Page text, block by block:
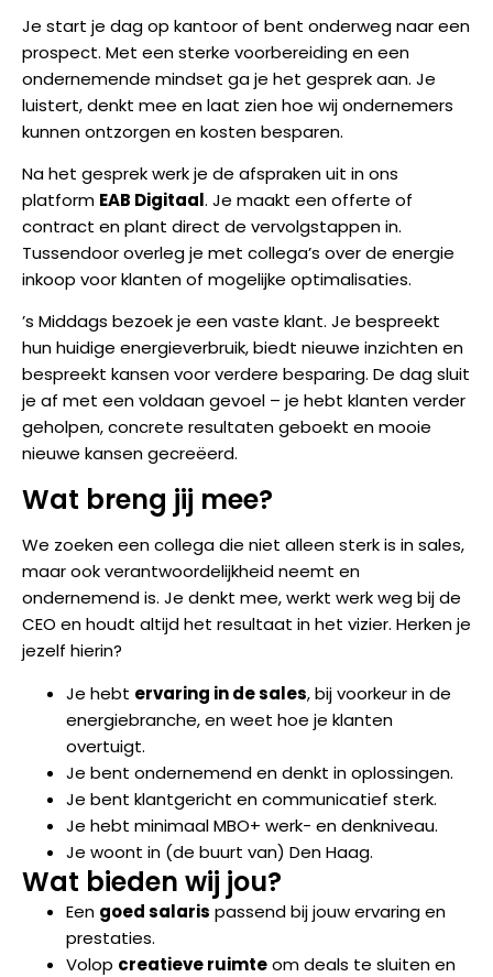
Je start je dag op kantoor of bent onderweg naar een
prospect. Met een sterke voorbereiding en een
ondernemende mindset ga je het gesprek aan. Je
luistert, denkt mee en laat zien hoe wij ondernemers
kunnen ontzorgen en kosten besparen.
Na het gesprek werk je de afspraken uit in ons
platform EAB Digitaal. Je maakt een offerte of
contract en plant direct de vervolgstappen in.
Tussendoor overleg je met collega’s over de energie
inkoop voor klanten of mogelijke optimalisaties.
’s Middags bezoek je een vaste klant. Je bespreekt
hun huidige energieverbruik, biedt nieuwe inzichten en
bespreekt kansen voor verdere besparing. De dag sluit
je af met een voldaan gevoel – je hebt klanten verder
geholpen, concrete resultaten geboekt en mooie
nieuwe kansen gecreëerd.
Wat breng jij mee?
We zoeken een collega die niet alleen sterk is in sales,
maar ook verantwoordelijkheid neemt en
ondernemend is. Je denkt mee, werkt werk weg bij de
CEO en houdt altijd het resultaat in het vizier. Herken je
jezelf hierin?
Je hebt ervaring in de sales, bij voorkeur in de
energiebranche, en weet hoe je klanten
overtuigt.
Je bent ondernemend en denkt in oplossingen.
Je bent klantgericht en communicatief sterk.
Je hebt minimaal MBO+ werk- en denkniveau.
Je woont in (de buurt van) Den Haag.
Wat bieden wij jou?
Een goed salaris passend bij jouw ervaring en
prestaties.
Volop creatieve ruimteom deals te sluiten en